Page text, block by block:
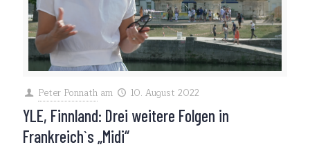
Peter Ponnath am 10. August 2022
YLE, Finnland: Drei weitere Folgen in
Frankreich`s „Midi“